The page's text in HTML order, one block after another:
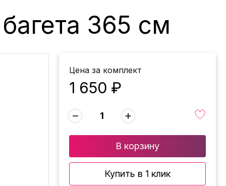
365 см
Цена за комплект
1 650 ₽
− +
В корзину
Купить в 1 клик